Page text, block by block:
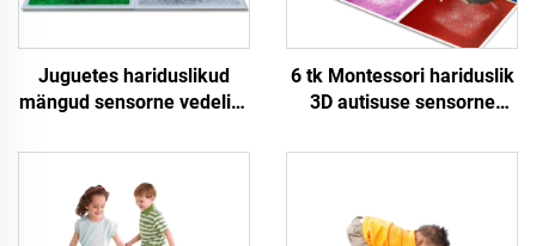
Juguetes hariduslikud
mängud sensorne vedelik-
põrandaplaadid autistlike
fidget-lastena
6 tk Montessori hariduslik
3D autisuse sensorne
tantsuvedeliku
lapsi jaoks